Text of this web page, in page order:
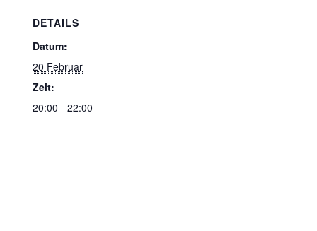
DETAILS
Datum:
20 Februar
Zeit:
20:00 - 22:00